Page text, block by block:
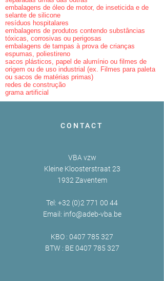
embalagens de óleo de motor, de inseticida e de
selante de silicone
resíduos hospitalares
embalagens de produtos contendo substâncias
tóxicas, corrosivas ou perigosas
embalagens de tampas à prova de crianças
espumas, poliestireno
sacos plásticos, papel de alumínio ou filmes de
origem ou de uso industrial (ex. Filmes para paleta
ou sacos de matérias primas)
redes de construção
grama artificial
CONTACT
VBA vzw
Kleine Kloosterstraat 23
1932 Zaventem
Tel: +32 (0)2 771 00 44
Email: info@adeb-vba.be
KBO : 0407 785 327
BTW : BE0407 785 327